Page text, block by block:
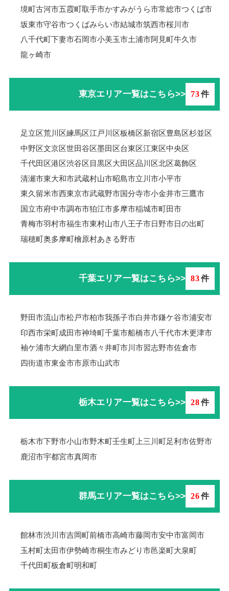
境町古河市五霞町取手市かすみがうら市常総市つくば市
坂東市守谷市つくばみらい市結城市筑西市桜川市
八千代町下妻市石岡市小美玉市土浦市阿見町牛久市
龍ヶ崎市
東京エリア一覧はこちら>> 73件
足立区荒川区練馬区江戸川区板橋区新宿区豊島区杉並区
中野区文京区世田谷区墨田区台東区江東区中央区
千代田区港区渋谷区 目黒区大田区品川区北区葛飾区
清瀬市東大和市武蔵村山市昭島市立川市小平市
東久留米市西東京市武蔵野市国分寺市小金井市三鷹市
国立市府中市調布市狛江市多摩市稲城市町田市
青梅市羽村市福生市東村山市八王子市日野市日の出町
瑞穂町奥多摩町檜原村あきる野市
千葉エリア一覧はこちら>> 83件
野田市流山市松戸市柏市我孫子市白井市鎌ケ谷市浦安市
印西市栄町成田市神埼町千葉市船橋市八千代市木更津市
袖ケ浦市大網白里市酒々井町市川市習志野市佐倉市
四街道市東金市市原市山武市
栃木エリア一覧はこちら>> 28件
栃木市下野市小山市野木町壬生町上三川町足利市佐野市
鹿沼市宇都宮市真岡市
群馬エリア一覧はこちら>> 26件
館林市渋川市吉岡町前橋市高崎市藤岡市安中市富岡市
玉村町太田市伊勢崎市桐生市みどり市邑楽町大泉町
千代田町板倉町明和町